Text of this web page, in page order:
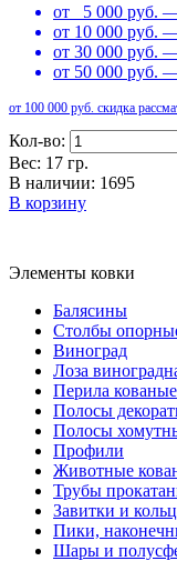
от 5 000 руб.
от 10 000 руб.
от 30 000 руб.
от 50 000 руб.
от 100 000 руб. скидка
Кол-во:
Вес: 17 гр.
В наличии: 1695
В корзину
Элементы ковки
Балясины
Столбы
Виноград
Лоза
Перила кованые
Полосы
Полосы
Профили
Животные
Трубы
Завитки и
Пики,
Шары и